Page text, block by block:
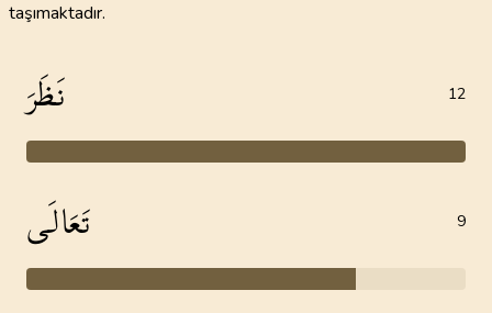
taşımaktadır.
نَظَرَ 12
تَعَالَى 9